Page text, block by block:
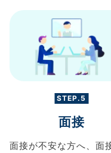
STEP.5
面接
面接が不安な方へ、 面